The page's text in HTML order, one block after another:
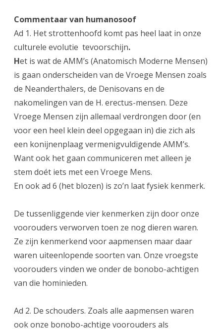
Commentaar van humanosoof
Ad 1. Het strottenhoofd komt pas heel laat in onze
culturele evolutie tevoorschijn.
Het is wat de AMM’s (Anatomisch Moderne Mensen)
is gaan onderscheiden van de Vroege Mensen zoals
de Neanderthalers, de Denisovans en de
nakomelingen van de H. erectus-mensen. Deze
Vroege Mensen zijn allemaal verdrongen door (en
voor een heel klein deel opgegaan in) die zich als
een konijnenplaag vermenigvuldigende AMM’s.
Want ook het gaan communiceren met alleen je
stem doét iets met een Vroege Mens.
En ook ad 6 (het blozen) is zo’n laat fysiek kenmerk.
De tussenliggende vier kenmerken zijn door onze
voorouders verworven toen ze nog dieren waren.
Ze zijn kenmerkend voor aapmensen maar daar
waren uiteenlopende soorten van. Onze vroegste
voorouders vinden we onder de bonobo-achtigen
van die hominieden.
Ad 2. De schouders. Zoals alle aapmensen waren
ook onze bonobo-achtige voorouders als